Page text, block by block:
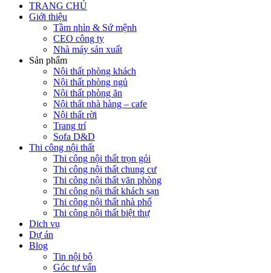
TRANG CHỦ
Giới thiệu
Tầm nhìn & Sứ mệnh
CEO công ty
Nhà máy sản xuất
Sản phẩm
Nội thất phòng khách
Nội thất phòng ngủ
Nội thất phòng ăn
Nội thất nhà hàng – cafe
Nội thất rời
Trang trí
Sofa D&D
Thi công nội thất
Thi công nội thất trọn gói
Thi công nội thất chung cư
Thi công nội thất văn phòng
Thi công nội thất khách sạn
Thi công nội thất nhà phố
Thi công nội thất biệt thự
Dich vụ
Dự án
Blog
Tin nội bộ
Góc tư vấn